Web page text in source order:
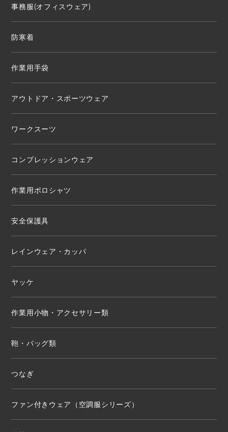
事務服(オフィスウェア)
防寒着
作業用手袋
アウトドア・スポーツウェア
ワークスーツ
コンプレッションウェア
作業用ポロシャツ
安全保護具
レインウェア・カッパ
ヤッケ
作業用小物・アクセサリー類
鞄・バッグ類
つなぎ
ファン付きウェア（空調服シリーズ）